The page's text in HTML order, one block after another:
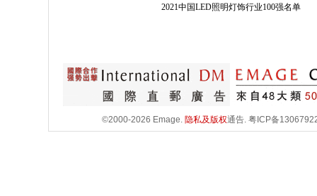
2021中国LED照明灯饰行业100强名单
©2000-2026 Emage. 隐私及版权通告. 粤ICP备